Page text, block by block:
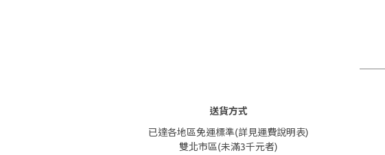
送貨方式
已達各地區免運標準(詳見運費說明表)
雙北市區(未滿3千元者)